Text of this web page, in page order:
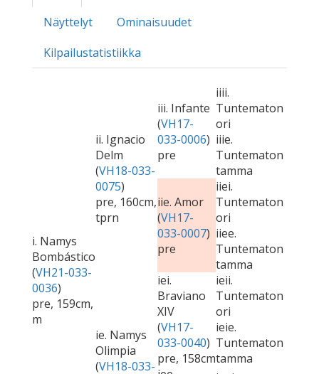
Näyttelyt
Ominaisuudet
Kilpailustatistiikka
i. Namys
Bombástico
(VH21-033-
0036)
pre, 159cm,
m
ii. Ignacio
Delm
(VH18-033-
0075)
pre, 160cm,
tprn
iii. Infante
(VH17-
033-0006)
pre
iiii.
Tuntematon
ori
iiie.
Tuntematon
tamma
iie. Amor
(VH17-
033-0007)
pre
iiei.
Tuntematon
ori
iiee.
Tuntematon
tamma
ie. Namys
Olimpia
(VH18-033-
iei.
Braviano
XIV
(VH17-
033-0040)
pre, 158cm
ieii.
Tuntematon
ori
ieie.
Tuntematon
tamma